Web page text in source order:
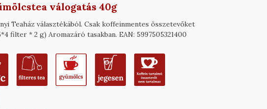
válogatás 40g
Teaház választékából. Csak koffeinmentes összetevőket
filter * 2 g) Aromazáró tasakban. EAN: 5997505321400